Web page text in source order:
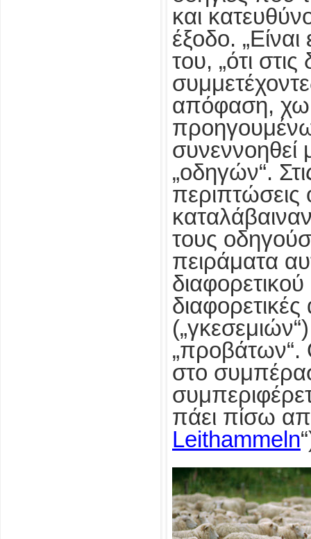
και
έξοδο.
του, „ότι
απόφαση,
συνεννοηθεί
„οδηγών“.
περιπτώσεις
τους
πειράματα
„προβάτων“.
στο
πάει πίσω
Leithammeln